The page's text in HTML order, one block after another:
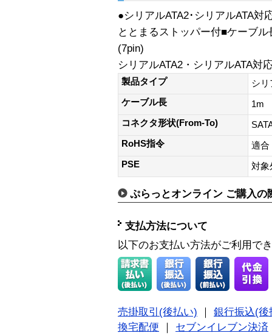
●シリアルATA2･シリアルATA
ととまるストッパー付■ケーブ
(7pin)
シリアルATA2・シリアルATA対
製品タイプ
シリ
ケーブル長
1m
コネクタ形状(From-To)
RoHS指令
適合
PSE
対象
ぷらっとオンライン ご購入の
支払方法について
以下のお支払い方法がご利用で
売掛取引(後払い)
銀行振込(後
換宅配便
セブンイレブン決済